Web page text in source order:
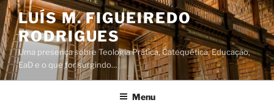
Saltar
para
o
conteúdo
LUÍS M. FIGUEIREDO
RODRIGUES
Uma presença sobre Teologia Prática, Catequética, Educação,
EaD e o que for surgindo…
Menu